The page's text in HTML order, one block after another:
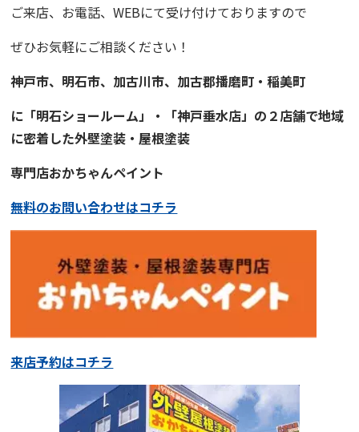
ご来店、お電話、WEBにて受け付けておりますので
ぜひお気軽にご相談ください！
神戸市、明石市、加古川市、 加古郡播磨町・稲美町
に「明石ショールーム」・「神戸垂水店」の２店舗で地域
に密着した外壁塗装・屋根塗装
専門店おかちゃんペイント
無料のお問い合わせはコチラ
来店予約はコチラ